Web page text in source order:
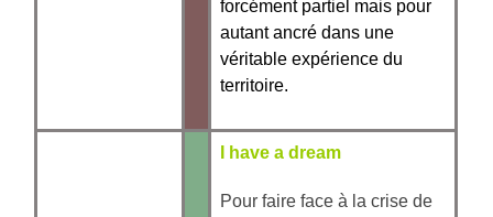
forcément partiel mais pour
autant ancré dans une
véritable expérience du
territoire.
I have a dream
Pour faire face à la crise de